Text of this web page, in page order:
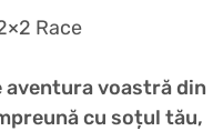
Race
aventura voastră din
cu soțul tău,